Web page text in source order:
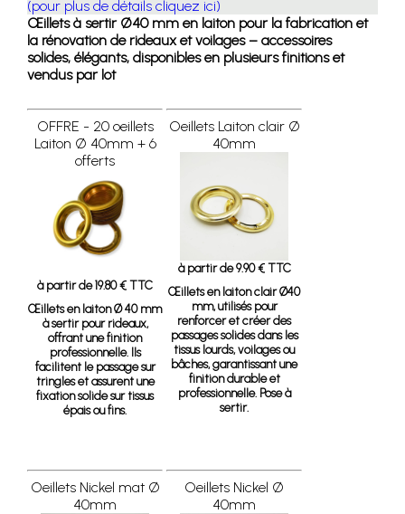
(pour plus de détails cliquez ici)
Œillets à sertir Ø40 mm en laiton pour la fabrication et
la rénovation de rideaux et voilages – accessoires
solides, élégants, disponibles en plusieurs finitions et
vendus par lot
OFFRE - 20 oeillets
Laiton Ø 40mm + 6
offerts
à partir de 19.80 € TTC
Œillets en laiton Ø 40 mm
à sertir pour rideaux,
offrant une finition
professionnelle. Ils
facilitent le passage sur
tringles et assurent une
fixation solide sur tissus
épais ou fins.
Oeillets Laiton clair Ø
40mm
à partir de 9.90 € TTC
Œillets en laiton clair Ø40
mm, utilisés pour
renforcer et créer des
passages solides dans les
tissus lourds, voilages ou
bâches, garantissant une
finition durable et
professionnelle. Pose à
sertir.
Oeillets Nickel mat Ø
40mm
Oeillets Nickel Ø
40mm